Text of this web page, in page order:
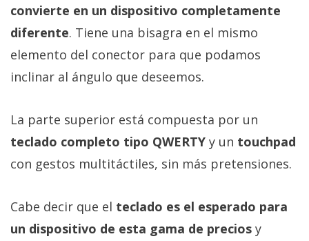
convierte en un dispositivo completamente
diferente. Tiene una bisagra en el mismo
elemento del conector para que podamos
inclinar al ángulo que deseemos.
La parte superior está compuesta por un
teclado completo tipo QWERTY y un touchpad
con gestos multitáctiles, sin más pretensiones.
Cabe decir que el teclado es el esperado para
un dispositivo de esta gama de precios y